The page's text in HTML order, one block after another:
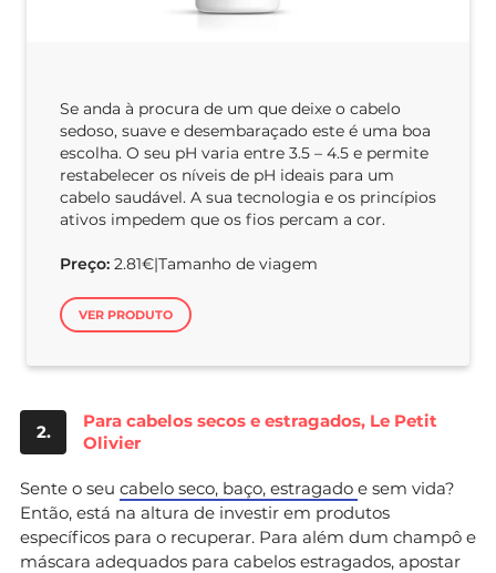
Se anda à procura de um que deixe o cabelo
sedoso, suave e desembaraçado este é uma boa
escolha. O seu pH varia entre 3.5 – 4.5 e permite
restabelecer os níveis de pH ideais para um
cabelo saudável. A sua tecnologia e os princípios
ativos impedem que os fios percam a cor.
Preço: 2.81€|Tamanho de viagem
VER PRODUTO
2.
Para cabelos secos e estragados, Le Petit
Olivier
Sente o seu cabelo seco, baço, estragado e sem vida?
Então, está na altura de investir em produtos
específicos para o recuperar. Para além dum champô e
máscara adequados para cabelos estragados, apostar